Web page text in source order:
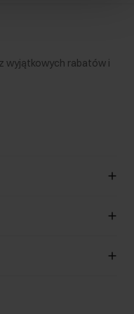
wyjątkowych rabatów i